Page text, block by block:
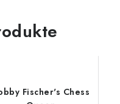
Fischer's Chess